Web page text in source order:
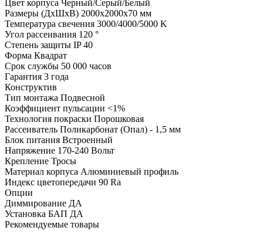
Цвет корпуса Черный/Серый/Белый
Размеры (ДхШхВ) 2000х2000х70 мм
Температура свечения 3000/4000/5000 K
Угол рассеивания 120 °
Степень защиты IP 40
Форма Квадрат
Срок службы 50 000 часов
Гарантия 3 года
Конструктив
Тип монтажа Подвесной
Коэффициент пульсации <1%
Технология покраски Порошковая
Рассеиватель Поликарбонат (Опал) - 1,5 мм
Блок питания Встроенный
Напряжение 170-240 Вольт
Крепление Тросы
Материал корпуса Алюминиевый профиль
Индекс цветопередачи 90 Ra
Опции
Диммирование ДА
Установка БАП ДА
Рекомендуемые товары